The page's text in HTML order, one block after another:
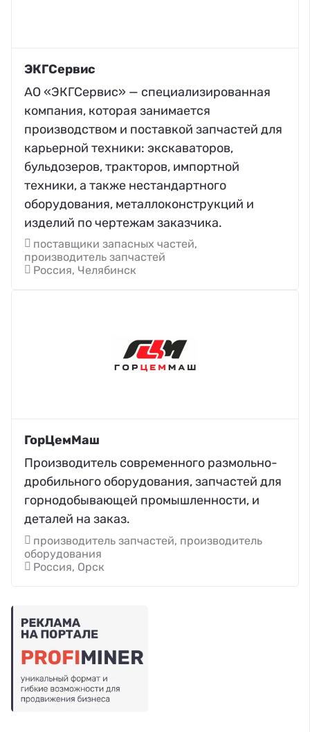
ЭКГСервис
АО «ЭКГСервис» — специализированная
компания, которая занимается
производством и поставкой запчастей для
карьерной техники: экскаваторов,
бульдозеров, тракторов, импортной
техники, а также нестандартного
оборудования, металлоконструкций и
изделий по чертежам заказчика.
поставщики запасных частей,
производитель запчастей
Россия, Челябинск
ГорЦемМаш
Производитель современного размольно-
дробильного оборудования, запчастей для
горнодобывающей промышленности, и
деталей на заказ.
производитель запчастей, производитель
оборудования
Россия, Орск